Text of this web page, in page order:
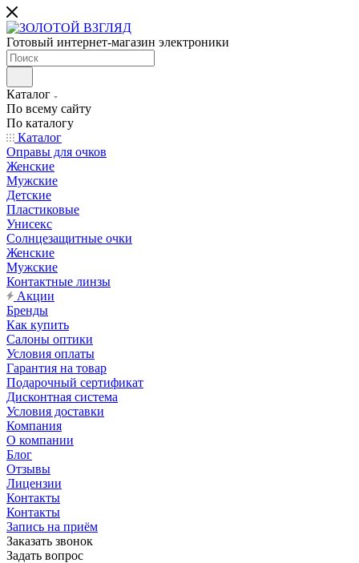
Готовый интернет-магазин электроники
Каталог
По всему сайту
По каталогу
Каталог
Оправы для очков
Женские
Мужские
Детские
Пластиковые
Унисекс
Солнцезащитные очки
Женские
Мужские
Контактные линзы
Акции
Бренды
Как купить
Салоны оптики
Условия оплаты
Гарантия на товар
Подарочный сертификат
Дисконтная система
Условия доставки
Компания
О компании
Блог
Отзывы
Лицензии
Контакты
Контакты
Запись на приём
Заказать звонок
Задать вопрос